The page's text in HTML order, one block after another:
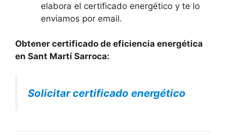
elabora el certificado energético y te lo
enviamos por email.
Obtener certificado de eficiencia energética
en Sant Martí Sarroca:
Solicitar certificado energético